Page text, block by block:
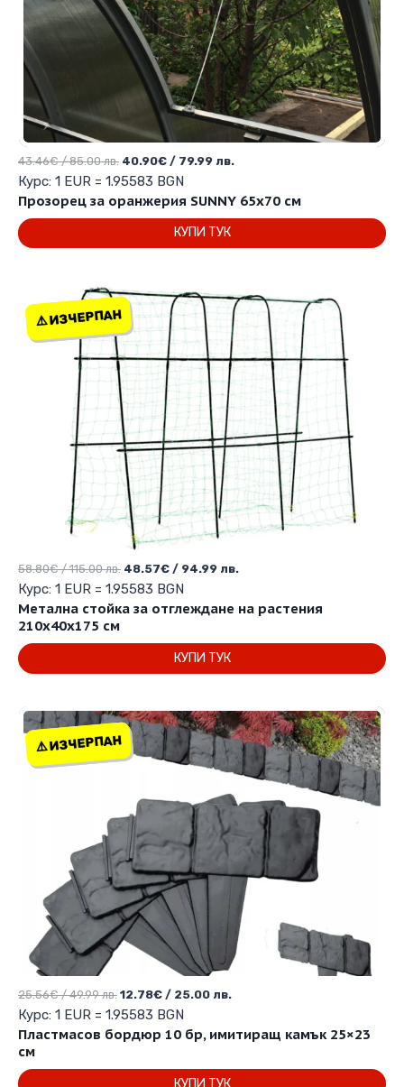
Прозорец за оранжерия SUNNY 65х70 см
43.46€/ 85.00 лв. Original
price
was:
85.00 лв..
40.90€ / 79.99 лв.
е:
79.99 лв..
Курс: 1 EUR = 1.95583 BGN
КУПИ ТУК
⚠️ ИЗЧЕРПАН
⚠️ ИЗЧЕРПАН
Метална стойка за отглеждане на растения
210х40х175 см
58.80€/ 115.00 лв. Original
price
was:
/
115.00 лв..
48.57€ / 94.99 лв.Текущата
е:
/
Курс: 1 EUR = 1.95583 BGN
КУПИ ТУК
⚠️ ИЗЧЕРПАН
⚠️ ИЗЧЕРПАН
Пластмасов бордюр 10 бр, имитиращ камък 25×23
см
25.56€/ 49.99 лв. Original
price
was:
/
12.78€ / 25.00 лв.Текущата
е:
/
Курс: 1 EUR = 1.95583 BGN
КУПИ ТУК